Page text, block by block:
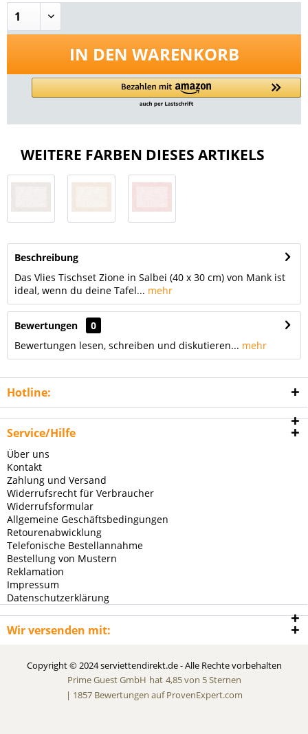
IN DEN WARENKORB
WEITERE FARBEN DIESES ARTIKELS
Beschreibung
Das Vlies Tischset Zione in Salbei (40 x 30 cm) von Mank ist
ideal, wenn du deine Tafel... mehr
Bewertungen
0
Bewertungen lesen, schreiben und diskutieren... mehr
Hotline:
Service/Hilfe
Über uns
Kontakt
Zahlung und Versand
Widerrufsrecht für Verbraucher
Widerrufsformular
Allgemeine Geschäftsbedingungen
Retourenabwicklung
Telefonische Bestellannahme
Bestellung von Mustern
Reklamation
Impressum
Datenschutzerklärung
Wir versenden mit:
Copyright © 2024 serviettendirekt.de - Alle Rechte vorbehalten
Prime Guest GmbH hat 4,85von 5Sternen
| 1857Bewertungen auf ProvenExpert.com